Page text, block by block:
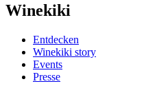
Winekiki
Entdecken
Winekiki story
Events
Presse